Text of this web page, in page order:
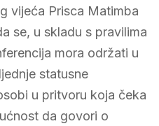
vijeća Prisca Matimba
se, u skladu s pravilima
mora održati u
statusne
u pritvoru koja čeka
da govori o